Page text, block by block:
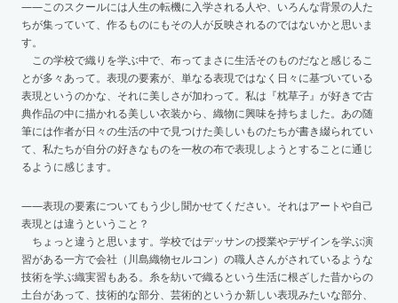
——このスクールには人生の転機に入学される人や、いろんな背景の人た
ちが集っていて、作るものにもその人が反映されるのではないかと思いま
す。
この学校で織りを学ぶ中で、布ってまさに生活そのものだなと感じるこ
とが多々あって。表現の要素が、単なる表現ではなく日々に基づいている
表現というのかな、それに美しさが加わって。私は『枕草子』が好きで古
典作品の中に描かれる美しい衣装から、織物に興味を持ちました。あの随
筆には作者が日々の生活の中で見つけた美しいものたちが書き綴られてい
て、私たちが自分の好きなものを一枚の布で表現しようとすることに通じ
るように感じます。
——表現の要素についてもう少し聞かせてください。それはアートや自己
表現とは違うということ？
ちょっと違うと思います。学校ではデッサンの授業やデザインを学ぶ演
習がある一方で会社（川島織物セルコン）の職人さんがされているような
技術を学ぶ織実習もある。糸を紡いで織るという生活に根ざした昔からの
土台があって、技術的な部分、芸術的というか新しい表現みたいな部分、